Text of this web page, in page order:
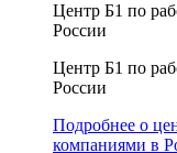
Центр Б1 по
России
Центр Б1 по
России
Подробнее о
компаниями в